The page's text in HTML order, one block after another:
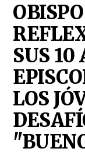
SUS 10
LOS